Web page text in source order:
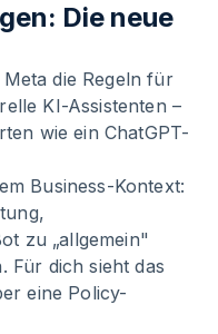
Die neue
die Regeln für
KI-Assistenten –
wie ein ChatGPT-
Business-Kontext:
zu „allgemein"
Für dich sieht das
eine Policy-